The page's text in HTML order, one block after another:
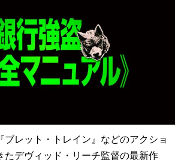
ブレット・トレイン』などのアクショ
たデヴィッド・リーチ監督の最新作